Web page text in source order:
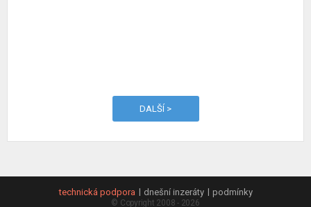
DALŠÍ >
technická podpora dnešní inzeráty podmínky
© Copyright 2008 - 2026